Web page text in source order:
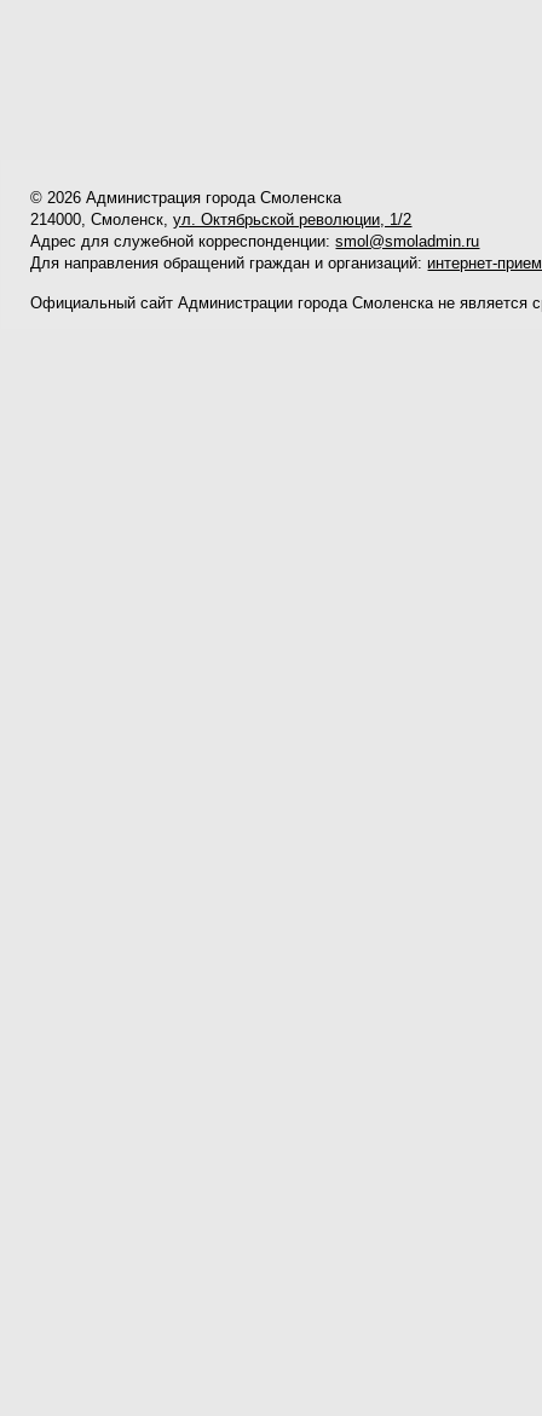
© 2026 Администрация города Смоленска
214000, Смоленск,ул. Октябрьской революции, 1/2
Адрес для служебной корреспонденции:smol@smoladmin.ru
Для направления обращений граждан и организаций: интернет-
Официальный сайт Администрации города Смоленска не является